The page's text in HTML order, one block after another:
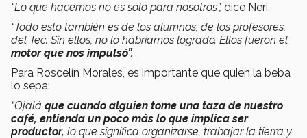
“Lo que hacemos no es solo para nosotros”, dice Neri.
“Todo esto también es de los alumnos, de los profesores,
del Tec. Sin ellos, no lo habríamos logrado. Ellos fueron el
motor que nos impulsó”.
Para Roscelín Morales, es importante que quien la beba
lo sepa:
“Ojalá que cuando alguien tome una taza de nuestro
café, entienda un poco más lo que implica ser
productor, lo que significa organizarse, trabajar la tierra y